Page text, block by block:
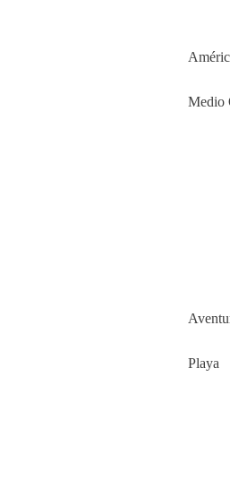
Medio
Playa